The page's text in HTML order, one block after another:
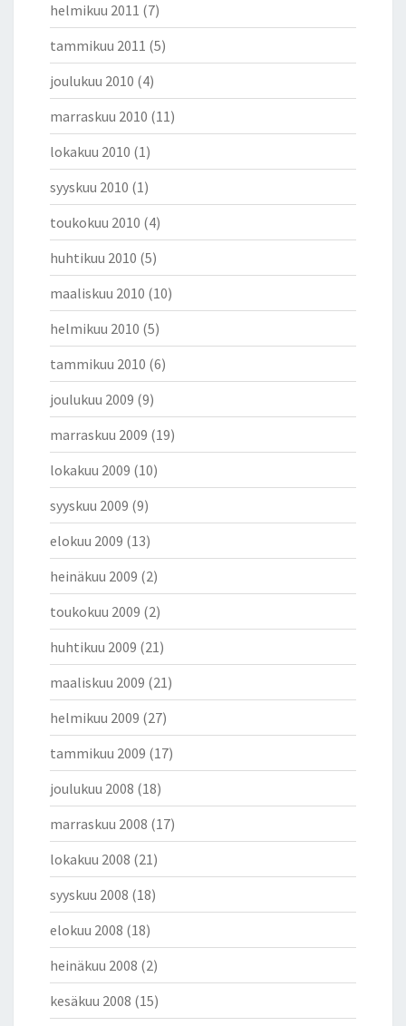
helmikuu 2011 (7)
tammikuu 2011 (5)
joulukuu 2010 (4)
marraskuu 2010 (11)
lokakuu 2010 (1)
syyskuu 2010 (1)
toukokuu 2010 (4)
huhtikuu 2010 (5)
maaliskuu 2010 (10)
helmikuu 2010 (5)
tammikuu 2010 (6)
joulukuu 2009 (9)
marraskuu 2009 (19)
lokakuu 2009 (10)
syyskuu 2009 (9)
elokuu 2009 (13)
heinäkuu 2009 (2)
toukokuu 2009 (2)
huhtikuu 2009 (21)
maaliskuu 2009 (21)
helmikuu 2009 (27)
tammikuu 2009 (17)
joulukuu 2008 (18)
marraskuu 2008 (17)
lokakuu 2008 (21)
syyskuu 2008 (18)
elokuu 2008 (18)
heinäkuu 2008 (2)
kesäkuu 2008 (15)